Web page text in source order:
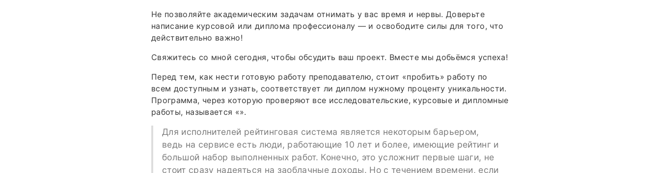
Не позволяйте академическим задачам отнимать у вас время и нервы. Доверьте
написание курсовой или диплома профессионалу — и освободите силы для того, что
действительно важно!
Свяжитесь со мной сегодня, чтобы обсудить ваш проект. Вместе мы добьёмся успеха!
Перед тем, как нести готовую работу преподавателю, стоит «пробить» работу по
всем доступным и узнать, соответствует ли диплом нужному проценту уникальности.
Программа, через которую проверяют все исследовательские, курсовые и дипломные
работы, называется «».
Для исполнителей рейтинговая система является некоторым барьером,
ведь на сервисе есть люди, работающие 10 лет и более, имеющие рейтинг и
большой набор выполненных работ. Конечно, это усложнит первые шаги, не
стоит сразу надеяться на заоблачные доходы. Но с течением времени, если